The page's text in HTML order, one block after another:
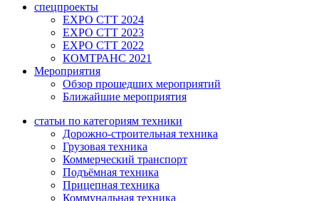
спецпроекты
EXPO CTT 2024
EXPO CTT 2023
EXPO CTT 2022
КОМТРАНС 2021
Мероприятия
Обзор прошедших мероприятий
Ближайшие мероприятия
статьи по категориям техники
Дорожно-строительная техника
Грузовая техника
Коммерческий транспорт
Подъёмная техника
Прицепная техника
Коммунальная техника